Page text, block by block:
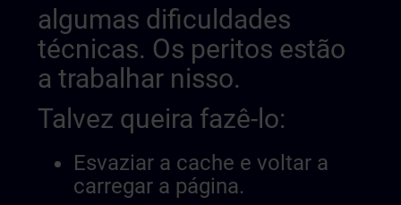
algumas dificuldades
técnicas. Os peritos estão
a trabalhar nisso.
Talvez queira fazê-lo:
Esvaziar a cache e voltar a
carregar a página.